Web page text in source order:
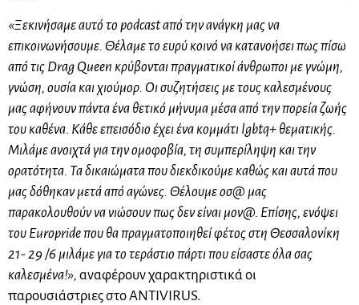
«Ξεκινήσαμε αυτό το podcast από την ανάγκη μας να
επικοινωνήσουμε. Θέλαμε το ευρύ κοινό να κατανοήσει πως πίσω
από τις Drag Queen κρύβονται πραγματικοί άνθρωποι με γνώμη,
γνώση, ουσία και χιούμορ. Οι συζητήσεις με τους καλεσμένους
μας αφήνουν πάντα ένα θετικό μήνυμα μέσα από την πορεία ζωής
του καθένα. Κάθε επεισόδιο έχει ένα κομμάτι lgbtq+ θεματικής.
Μιλάμε ανοιχτά για την ομοφοβία, τη συμπερίληψη και την
ορατότητα. Τα δικαιώματα που διεκδικούμε καθώς και αυτά που
μας δόθηκαν μετά από αγώνες. Θέλουμε οσ@ μας
παρακολουθούν να νιώσουν πως δεν είναι μον@. Επίσης, ενόψει
του Europride που θα πραγματοποιηθεί φέτος στη Θεσσαλονίκη
21- 29 /6 μιλάμε για το τεράστιο πάρτι που είσαστε όλα σας
καλεσμένα!», αναφέρουν χαρακτηριστικά οι
παρουσιάστριες στο ANTIVIRUS.